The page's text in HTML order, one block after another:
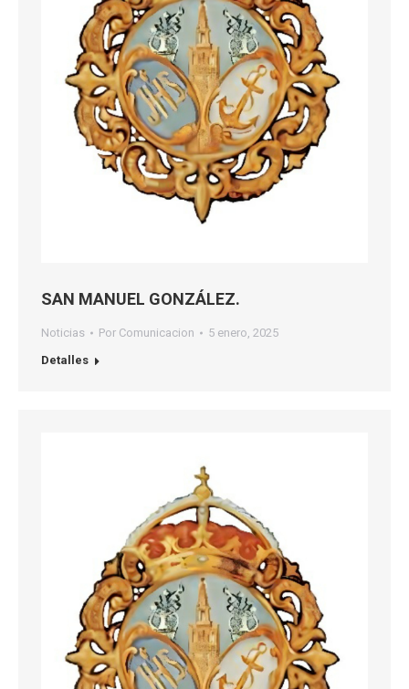
SAN MANUEL GONZÁLEZ.
Noticias Por Comunicacion
5 enero, 2025
Detalles